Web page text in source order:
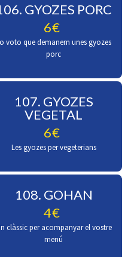
GYOZES PORC
6€
voto que demanem unes gyozes
porc
107. GYOZES
VEGETAL
6€
Les gyozes per vegeterians
108. GOHAN
4€
clàssic per acompanyar el vostre
menú